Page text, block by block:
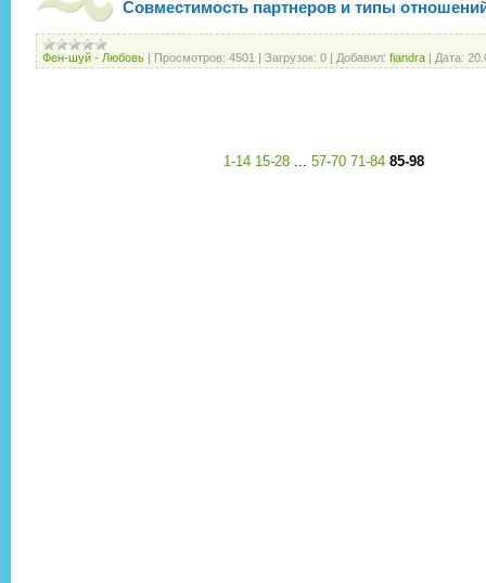
Совместимость партнеров и типы
Фен-шуй - Любовь | Просмотров: 4501 | Загрузок: 0 | Добавил: fiandra | Дата:
1-14 15-28 57-70 71-84 85-98